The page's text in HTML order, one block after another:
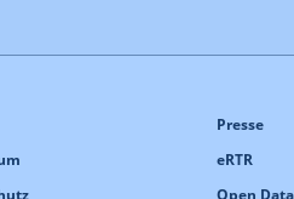
Presse
eRTR